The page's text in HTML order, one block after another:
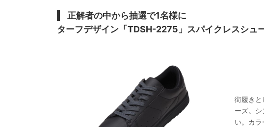
正解者の中から抽選で1名様に
ターフデザイン「TDSH-2275」スパイクレスシュ
街履きと
ーズ。
い。カ